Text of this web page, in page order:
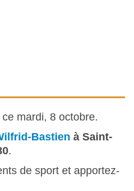
mardi, 8 octobre.
frid-Bastien à Saint-
.
de sport et apportez-